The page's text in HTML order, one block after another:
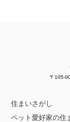
〒105-
住まいさがし
ペット愛好家の住